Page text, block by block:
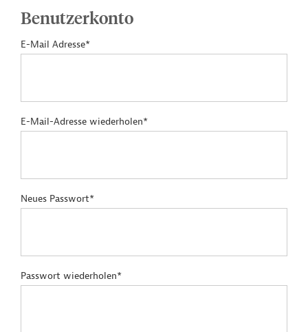
Benutzerkonto
E-Mail Adresse*
E-Mail-Adresse wiederholen*
Neues Passwort*
Passwort wiederholen*